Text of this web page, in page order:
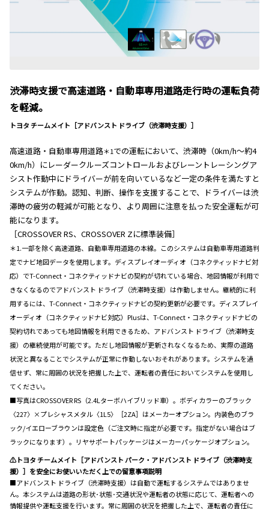
渋滞時支援で高速道路・自動車専用道路走行時の運転負荷
を軽減。
トヨタ チームメイト［アドバンスト ドライブ（渋滞時支援）］
高速道路・自動車専用道路＊1での運転において、渋滞時（0km/h～約4
0km/h）にレーダークルーズコントロールおよびレーントレーシングア
シスト作動中にドライバーが前を向いているなど一定の条件を満たすと
システムが作動。認知、判断、操作を支援することで、ドライバーは渋
滞時の疲労の軽減が可能となり、より周囲に注意を払った安全運転が可
能になります。
［CROSSOVER RS、CROSSOVER Zに標準装備］
＊1.一部を除く高速道路、自動車専用道路の本線。このシステムは自動車専用道路判
定でナビ地図データを使用します。ディスプレイオーディオ（コネクティッドナビ対
応）でT-Connect・コネクティッドナビの契約が切れている場合、地図情報が利用で
きなくなるのでアドバンスト ドライブ（渋滞時支援）は作動しません。継続的に利
用するには、T-Connect・コネクティッドナビの契約更新が必要です。ディスプレイ
オーディオ（コネクティッドナビ対応）Plusは、T-Connect・コネクティッドナビの
契約切れであっても地図情報を利用できるため、アドバンスト ドライブ（渋滞時支
援）の継続使用が可能です。ただし地図情報が更新されなくなるため、実際の道路
状況と異なることでシステムが正常に作動しないおそれがあります。システムを過
信せず、常に周囲の状況を把握した上で、運転者の責任においてシステムを使用し
てください。
■写真はCROSSOVER RS（2.4Lターボハイブリッド車）。ボディカラーのブラック
〈227〉×プレシャスメタル〈1L5〉［2ZA］はメーカーオプション。内装色のブラ
ック/イエローブラウンは設定色（ご注文時に指定が必要です。指定がない場合はブ
ラックになります）。リヤサポートパッケージはメーカーパッケージオプション。
⚠トヨタ チームメイト［アドバンスト パーク・アドバンスト ドライブ（渋滞時支
援）］を安全にお使いいただく上での留意事項説明
■アドバンスト ドライブ（渋滞時支援）は自動で運転するシステムではありませ
ん。本システムは道路の形状･状態･交通状況や運転者の状態に応じて、運転者への
情報提供や運転支援を行います。常に周囲の状況を把握した上で、運転者の責任に